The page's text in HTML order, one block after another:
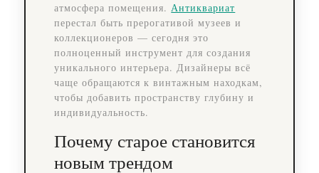
атмосфера помещения.Антиквариат
перестал быть прерогативой музеев и
коллекционеров — сегодня это
полноценный инструмент для создания
уникального интерьера. Дизайнеры всё
чаще обращаются к винтажным находкам,
чтобы добавить пространству глубину и
индивидуальность.
Почему старое становится
новым трендом